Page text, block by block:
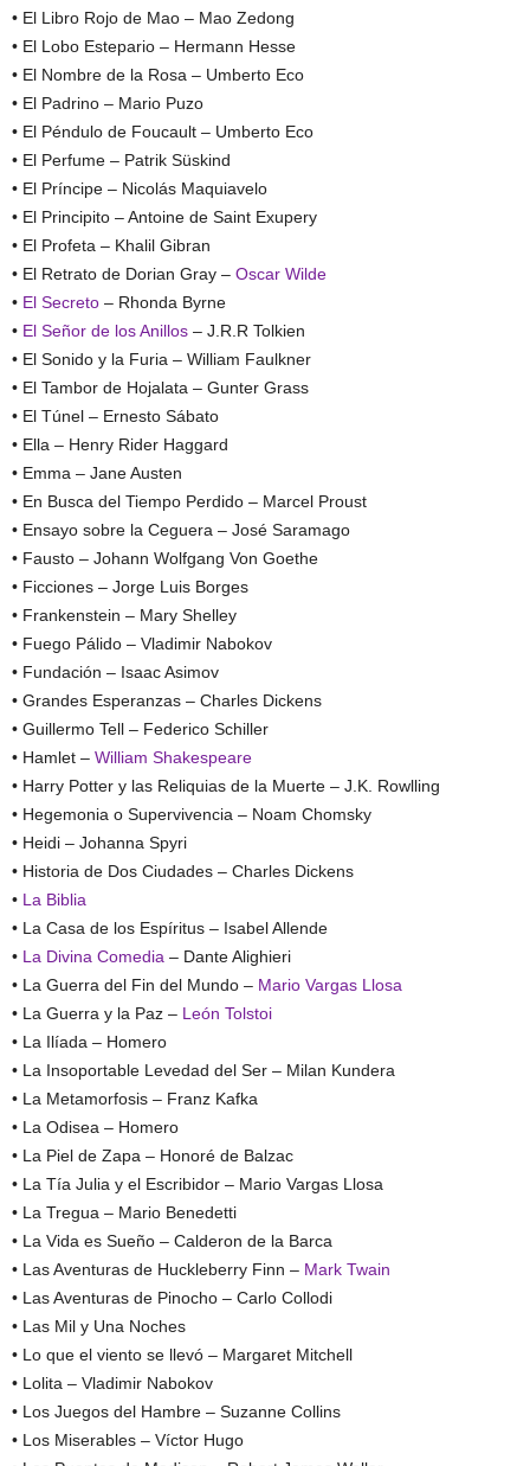
• El Libro Rojo de Mao – Mao Zedong
• El Lobo Estepario – Hermann Hesse
• El Nombre de la Rosa – Umberto Eco
• El Padrino – Mario Puzo
• El Péndulo de Foucault – Umberto Eco
• El Perfume – Patrik Süskind
• El Príncipe – Nicolás Maquiavelo
• El Principito – Antoine de Saint Exupery
• El Profeta – Khalil Gibran
• El Retrato de Dorian Gray – Oscar Wilde
• El Secreto – Rhonda Byrne
• El Señor de los Anillos – J.R.R Tolkien
• El Sonido y la Furia – William Faulkner
• El Tambor de Hojalata – Gunter Grass
• El Túnel – Ernesto Sábato
• Ella – Henry Rider Haggard
• Emma – Jane Austen
• En Busca del Tiempo Perdido – Marcel Proust
• Ensayo sobre la Ceguera – José Saramago
• Fausto – Johann Wolfgang Von Goethe
• Ficciones – Jorge Luis Borges
• Frankenstein – Mary Shelley
• Fuego Pálido – Vladimir Nabokov
• Fundación – Isaac Asimov
• Grandes Esperanzas – Charles Dickens
• Guillermo Tell – Federico Schiller
• Hamlet – William Shakespeare
• Harry Potter y las Reliquias de la Muerte – J.K. Rowlling
• Hegemonia o Supervivencia – Noam Chomsky
• Heidi – Johanna Spyri
• Historia de Dos Ciudades – Charles Dickens
• La Biblia
• La Casa de los Espíritus – Isabel Allende
• La Divina Comedia – Dante Alighieri
• La Guerra del Fin del Mundo – Mario Vargas Llosa
• La Guerra y la Paz – León Tolstoi
• La Ilíada – Homero
• La Insoportable Levedad del Ser – Milan Kundera
• La Metamorfosis – Franz Kafka
• La Odisea – Homero
• La Piel de Zapa – Honoré de Balzac
• La Tía Julia y el Escribidor – Mario Vargas Llosa
• La Tregua – Mario Benedetti
• La Vida es Sueño – Calderon de la Barca
• Las Aventuras de Huckleberry Finn – Mark Twain
• Las Aventuras de Pinocho – Carlo Collodi
• Las Mil y Una Noches
• Lo que el viento se llevó – Margaret Mitchell
• Lolita – Vladimir Nabokov
• Los Juegos del Hambre – Suzanne Collins
• Los Miserables – Víctor Hugo